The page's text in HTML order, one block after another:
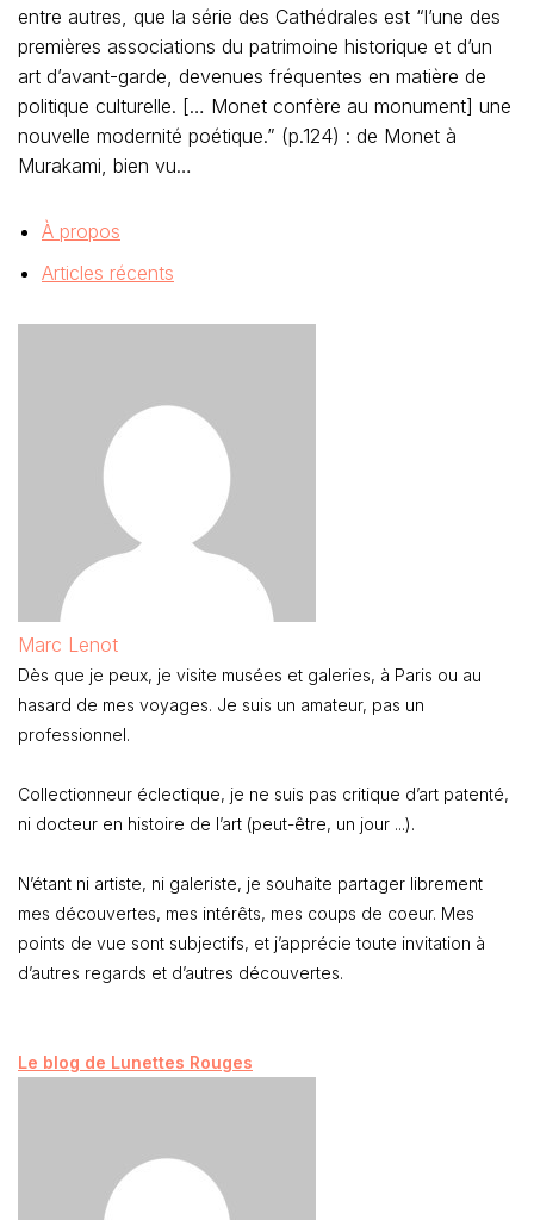
entre autres, que la série des Cathédrales est “l’une des
premières associations du patrimoine historique et d’un
art d’avant-garde, devenues fréquentes en matière de
politique culturelle. [… Monet confère au monument] une
nouvelle modernité poétique.” (p.124) : de Monet à
Murakami, bien vu…
À propos
Articles récents
Marc Lenot
Dès que je peux, je visite musées et galeries, à Paris ou au
hasard de mes voyages. Je suis un amateur, pas un
professionnel.
Collectionneur éclectique, je ne suis pas critique d’art patenté,
ni docteur en histoire de l’art (peut-être, un jour ...).
N’étant ni artiste, ni galeriste, je souhaite partager librement
mes découvertes, mes intérêts, mes coups de coeur. Mes
points de vue sont subjectifs, et j’apprécie toute invitation à
d’autres regards et d’autres découvertes.
Le blog de Lunettes Rouges